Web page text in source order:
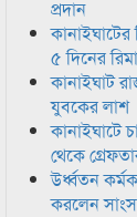
প্রদান
৫ দিনের
কানাইঘাট
যুবকের লাশ
কানাইঘাটে
থেকে
উর্ধ্বতন
করলেন